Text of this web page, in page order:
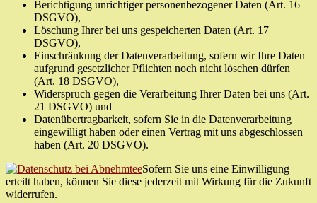
Berichtigung unrichtiger personenbezogener Daten (Art. 16
DSGVO),
Löschung Ihrer bei uns gespeicherten Daten (Art. 17
DSGVO),
Einschränkung der Datenverarbeitung, sofern wir Ihre Daten
aufgrund gesetzlicher Pflichten noch nicht löschen dürfen
(Art. 18 DSGVO),
Widerspruch gegen die Verarbeitung Ihrer Daten bei uns (Art.
21 DSGVO) und
Datenübertragbarkeit, sofern Sie in die Datenverarbeitung
eingewilligt haben oder einen Vertrag mit uns abgeschlossen
haben (Art. 20 DSGVO).
Sofern Sie uns eine Einwilligung
erteilt haben, können Sie diese jederzeit mit Wirkung für die Zukunft
widerrufen.